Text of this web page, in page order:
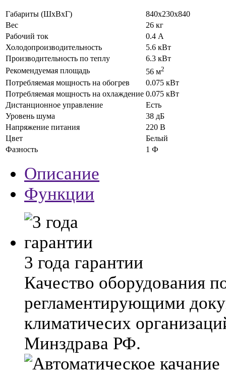
Габариты (ШхВхГ)
840х230х840
Вес
26 кг
Рабочий ток
0.4 А
Холодопроизводительность
5.6 кВт
Производительность по теплу
6.3 кВт
Рекомендуемая площадь
56 м2
Потребляемая мощность на обогрев
0.075 кВт
Потребляемая мощность на охлаждение 0.075 кВт
Дистанционное управление
Есть
Уровень шума
38 дБ
Напряжение питания
220 В
Цвет
Белый
Фазность
1 Ф
Описание
Функции
3 года гарантии
Качество оборудования
регламентирующими
климатичесих
Минздрава РФ.